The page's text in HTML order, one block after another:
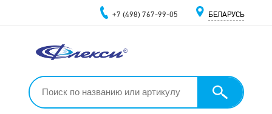
+7 (498) 767-99-05 БЕЛАРУСЬ